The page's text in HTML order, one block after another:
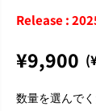
Release :
通
価
¥9,900
数量を選んで